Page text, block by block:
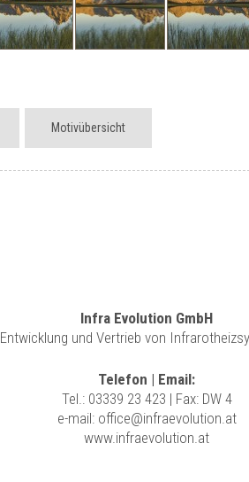
Motivübersicht
Infra Evolution GmbH
Entwicklung und Vertrieb von
Telefon | Email:
Tel.: 03339 23 423 | Fax: DW 4
e-mail: office@infraevolution.at
www.infraevolution.at